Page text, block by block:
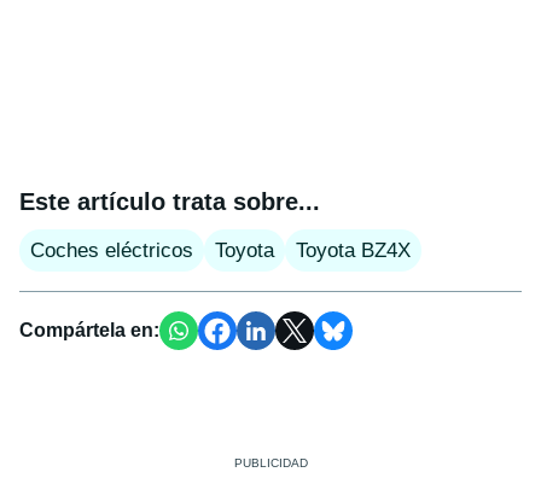
Este artículo trata sobre...
Coches eléctricos Toyota Toyota BZ4X
Compártela en: